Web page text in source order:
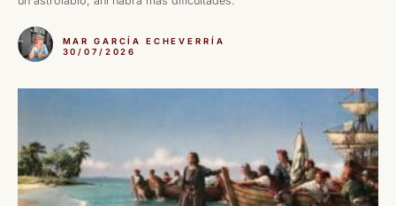
MAR GARCÍA ECHEVERRÍA
30/07/2026